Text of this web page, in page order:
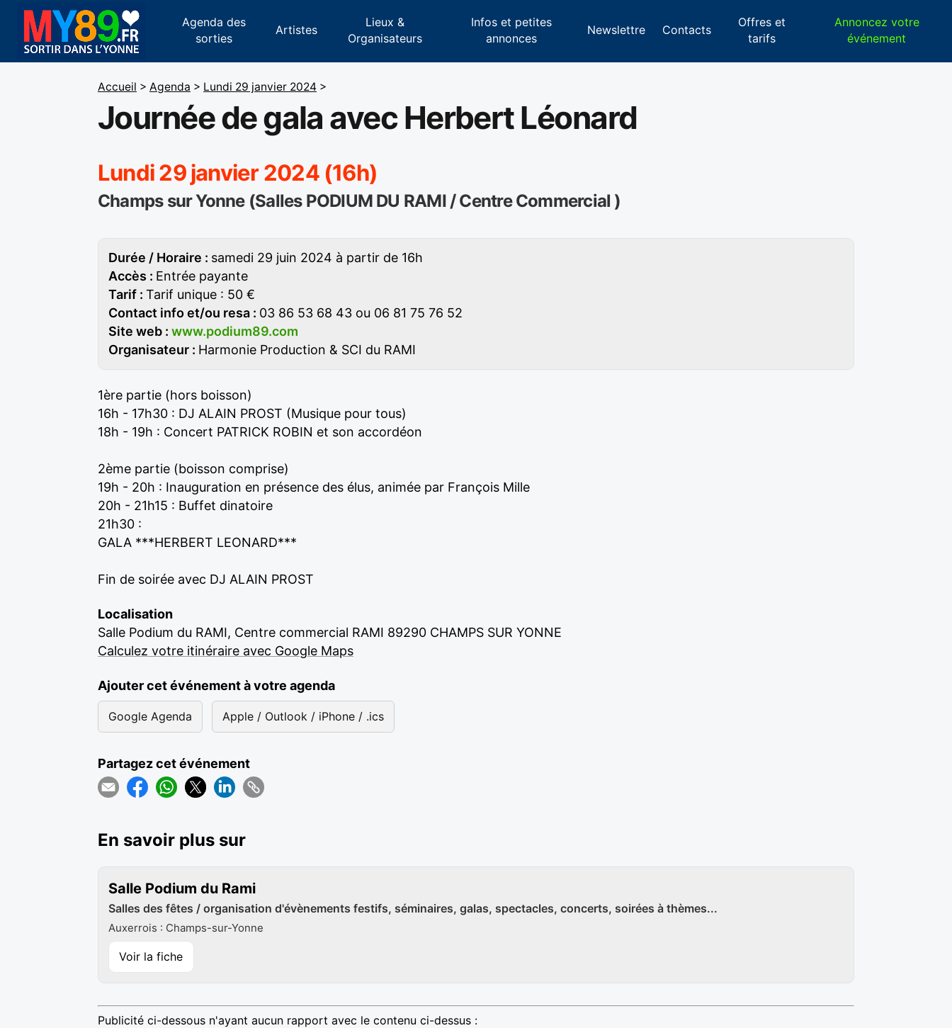
Agenda des
sorties
Artistes
Lieux &
Organisateurs
Infos et petites
annonces
Newslettre Contacts
Offres et
tarifs
Annoncez votre
événement
Accueil > Agenda > Lundi 29 janvier 2024 >
Journée de gala avec Herbert Léonard
Lundi 29 janvier 2024 (16h)
Champs sur Yonne (Salles PODIUM DU RAMI / Centre Commercial )
Durée / Horaire : samedi 29 juin 2024 à partir de 16h
Accès : Entrée payante
Tarif : Tarif unique : 50 €
Contact info et/ou resa : 03 86 53 68 43 ou 06 81 75 76 52
Site web : www.podium89.com
Organisateur : Harmonie Production & SCI du RAMI
1ère partie (hors boisson)
16h - 17h30 : DJ ALAIN PROST (Musique pour tous)
18h - 19h : Concert PATRICK ROBIN et son accordéon
2ème partie (boisson comprise)
19h - 20h : Inauguration en présence des élus, animée par François Mille
20h - 21h15 : Buffet dinatoire
21h30 :
GALA ***HERBERT LEONARD***
Fin de soirée avec DJ ALAIN PROST
Localisation
Salle Podium du RAMI, Centre commercial RAMI 89290 CHAMPS SUR YONNE
Calculez votre itinéraire avec Google Maps
Ajouter cet événement à votre agenda
Google Agenda Apple / Outlook / iPhone / .ics
Partagez cet événement
En savoir plus sur
Salle Podium du Rami
Salles des fêtes / organisation d'évènements festifs, séminaires, galas, spectacles, concerts, soirées à thèmes...
Auxerrois : Champs-sur-Yonne
Voir la fiche
Publicité ci-dessous n'ayant aucun rapport avec le contenu ci-dessus :